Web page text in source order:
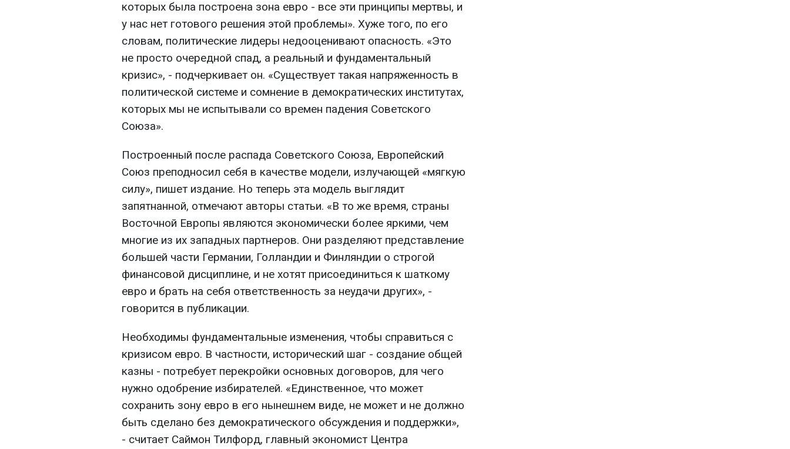
которых была построена зона евро - все эти принципы мертвы, и
у нас нет готового решения этой проблемы». Хуже того, по его
словам, политические лидеры недооценивают опасность. «Это
не просто очередной спад, а реальный и фундаментальный
кризис», - подчеркивает он. «Существует такая напряженность в
политической системе и сомнение в демократических институтах,
которых мы не испытывали со времен падения Советского
Союза».
Построенный после распада Советского Союза, Европейский
Союз преподносил себя в качестве модели, излучающей «мягкую
силу», пишет издание. Но теперь эта модель выглядит
запятнанной, отмечают авторы статьи. «В то же время, страны
Восточной Европы являются экономически более яркими, чем
многие из их западных партнеров. Они разделяют представление
большей части Германии, Голландии и Финляндии о строгой
финансовой дисциплине, и не хотят присоединиться к шаткому
евро и брать на себя ответственность за неудачи других», -
говорится в публикации.
Необходимы фундаментальные изменения, чтобы справиться с
кризисом евро. В частности, исторический шаг - создание общей
казны - потребует перекройки основных договоров, для чего
нужно одобрение избирателей. «Единственное, что может
сохранить зону евро в его нынешнем виде, не может и не должно
быть сделано без демократического обсуждения и поддержки»,
- считает Саймон Тилфорд, главный экономист Центра